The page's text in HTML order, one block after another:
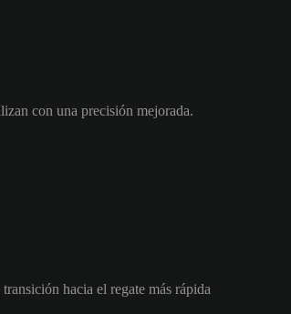
con una precisión mejorada.
hacia el regate más rápida